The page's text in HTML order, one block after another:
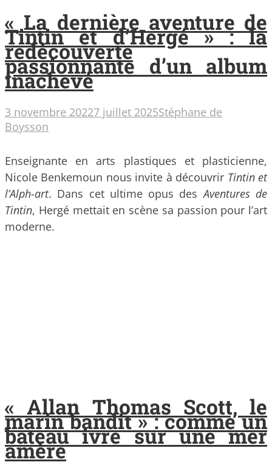
« La dernière aventure de
Tintin et d’Hergé » : la
redécouverte
passionnante d’un album
inachevé
3 novembre 20227 juillet 2025Stéphane de
Boysson
Enseignante en arts plastiques et plasticienne,
Nicole Benkemoun nous invite à découvrir Tintin et
l’Alph-art. Dans cet ultime opus desAventures de
Tintin, Hergé mettait en scène sa passion pour l’art
moderne.
« Allan Thomas Scott, le
marin bandit » : comme un
bateau ivre sur une mer
amère